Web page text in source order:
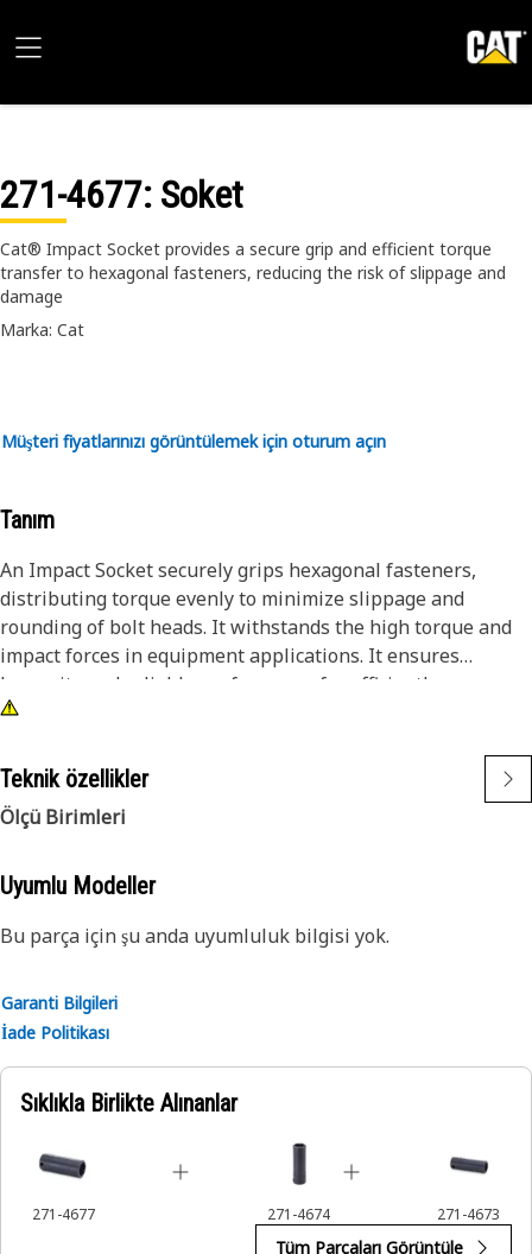
271-4677: Soket
Cat® Impact Socket provides a secure grip and efficient torque
transfer to hexagonal fasteners, reducing the risk of slippage and
damage
Marka: Cat
Müşteri fiyatlarınızı görüntülemek için oturum açın
Tanım
An Impact Socket securely grips hexagonal fasteners,
distributing torque evenly to minimize slippage and
rounding of bolt heads. It withstands the high torque and
impact forces in equipment applications. It ensures
longevity and reliable performance for efficiently
tightening and loosening bolts and nuts in the equipment,
• 3/8" drive for compatibility with different impact tools.
conditions.
slippage and damage to fasteners.
fasteners.
• Black oxide finish offers increased resistance to rust and
Applications:
An Impact Socket is utilized in the assembly areas of the
equipment, for servicing where high torque and accurate fit
Teknik özellikler
Ölçü Birimleri
Uyumlu Modeller
Bu parça için şu anda uyumluluk bilgisi yok.
Garanti Bilgileri
İade Politikası
Sıklıkla Birlikte Alınanlar
271-4677 271-4674 271-4673
Tüm Parçaları Görüntüle